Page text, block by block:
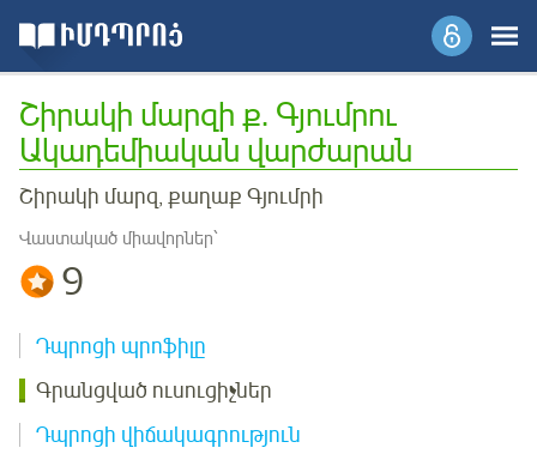
Շիրակի մարզի ք. Գյումրու
Ակադեմիական վարժարան
Շիրակի մարզ, քաղաք Գյումրի
Վաստակած միավորներ՝
9
Դպրոցի պրոֆիլը
Գրանցված ուսուցիչներ
Դպրոցի վիճակագրություն